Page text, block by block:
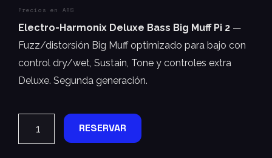
Precios en ARS
Electro-Harmonix Deluxe Bass Big Muff Pi 2 —
Fuzz/distorsión Big Muff optimizado para bajo con
control dry/wet, Sustain, Tone y controles extra
Deluxe. Segunda generación.
RESERVAR